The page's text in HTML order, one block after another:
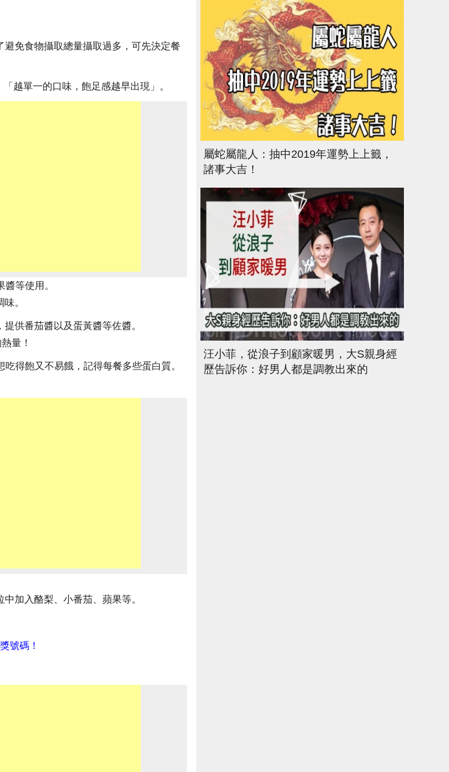
免食物攝取總量攝取過多，可先決定餐
越單一的口味，飽足感越早出現」。
等使用。
。
供番茄醬以及蛋黃醬等佐醬。
量！
得飽又不易餓，記得每餐多些蛋白質。
加入酪梨、小番茄、蘋果等。
號碼！
屬蛇屬龍人：抽中2019年運勢上上籤，
諸事大吉！
汪小菲，從浪子到顧家暖男，大S親身經
歷告訴你：好男人都是調教出來的